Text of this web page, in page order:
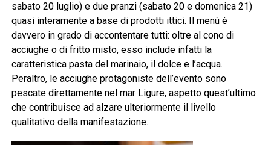
sabato 20 luglio) e due pranzi (sabato 20 e domenica 21)
quasi interamente a base di prodotti ittici. Il menù è
davvero in grado di accontentare tutti: oltre al cono di
acciughe o di fritto misto, esso include infatti la
caratteristica pasta del marinaio, il dolce e l’acqua.
Peraltro, le acciughe protagoniste dell’evento sono
pescate direttamente nel mar Ligure, aspetto quest’ultimo
che contribuisce ad alzare ulteriormente il livello
qualitativo della manifestazione.